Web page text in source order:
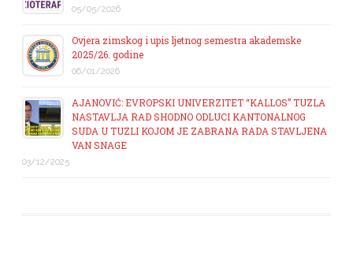
05/05/2026
Ovjera zimskog i upis ljetnog semestra akademske
2025/26. godine
06/01/2026
AJANOVIĆ: EVROPSKI UNIVERZITET “KALLOS” TUZLA
NASTAVLJA RAD SHODNO ODLUCI KANTONALNOG
SUDA U TUZLI KOJOM JE ZABRANA RADA STAVLJENA
VAN SNAGE
03/12/2025